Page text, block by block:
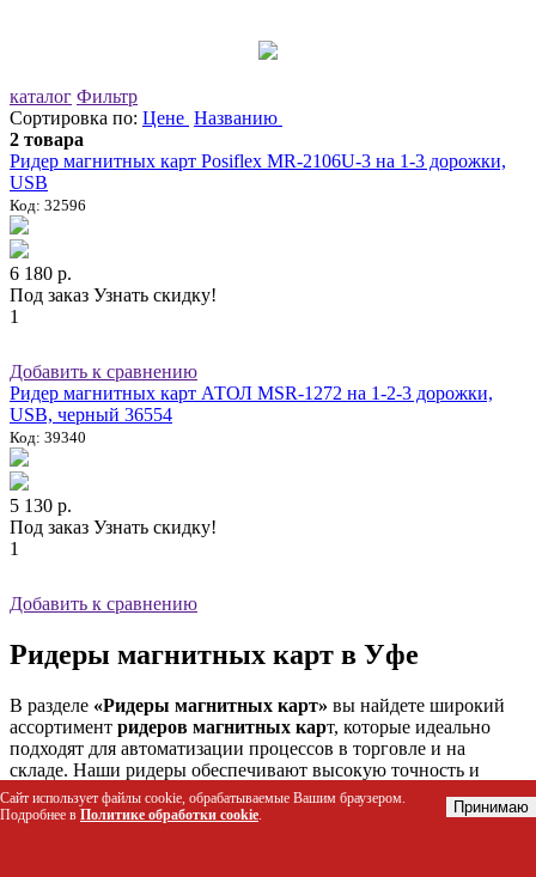
каталог Фильтр
Сортировка по: Цене Названию
2 товара
Ридер магнитных карт Posiflex MR-2106U-3 на 1-3 дорожки,
USB
Код: 32596
6 180 р.
Под заказ Узнать скидку!
1
Добавить к сравнению
Ридер магнитных карт АТОЛ MSR-1272 на 1-2-3 дорожки,
USB, черный 36554
Код: 39340
5 130 р.
Под заказ Узнать скидку!
1
Добавить к сравнению
Ридеры магнитных карт в Уфе
В разделе «Ридеры магнитных карт» вы найдете широкий
ассортимент ридеров магнитных карт, которые идеально
подходят для автоматизации процессов в торговле и на
складе. Наши ридеры обеспечивают высокую точность и
надежность считывания информации с магнитных карт.
Сайт использует файлы cookie, обрабатываемые Вашим браузером.
Подробнее в Политике обработки cookie. Принимаю